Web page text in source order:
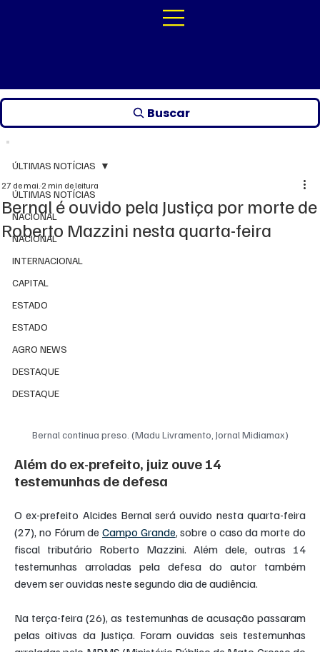
Buscar
ÚLTIMAS NOTÍCIAS
NACIONAL
NACIONAL
INTERNACIONAL
CAPITAL
ESTADO
ESTADO
AGRO NEWS
DESTAQUE
DESTAQUE
ÚLTIMAS NOTÍCIAS
Bernal é ouvido pela Justiça por morte de
Roberto Mazzini nesta quarta-feira
27 de mai.2 min de leitura
Bernal continua preso. (Madu Livramento, Jornal Midiamax)
Além do ex-prefeito, juiz ouve 14
testemunhas de defesa
O ex-prefeito Alcides Bernal será ouvido nesta quarta-feira
(27), no Fórum de Campo Grande, sobre o caso da morte do
fiscal tributário Roberto Mazzini. Além dele, outras 14
testemunhas arroladas pela defesa do autor também
devem ser ouvidas neste segundo dia de audiência.
Na terça-feira (26), as testemunhas de acusação passaram
pelas oitivas da Justiça. Foram ouvidas seis testemunhas